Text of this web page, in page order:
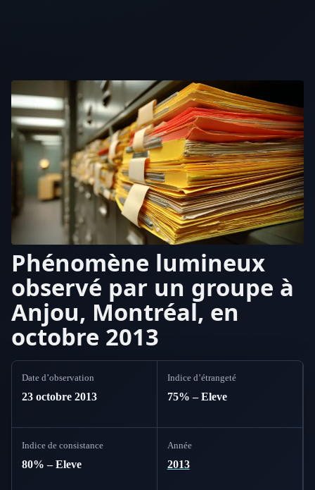
Phénomène lumineux
observé par un groupe à
Anjou, Montréal, en
octobre 2013
Date d’observation
23 octobre 2013
Indice d’étrangeté
75% – Eleve
Indice de consistance
80% – Eleve
Année
2013